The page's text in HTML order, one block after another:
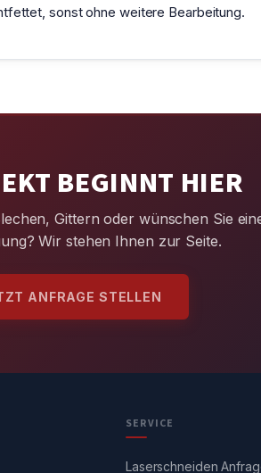
sonst ohne weitere Bearbeitung.
BEGINNT HIER
Gittern oder wünschen Sie
Wir stehen Ihnen zur Seite.
ANFRAGE STELLEN
SERVICE
Laserschneiden